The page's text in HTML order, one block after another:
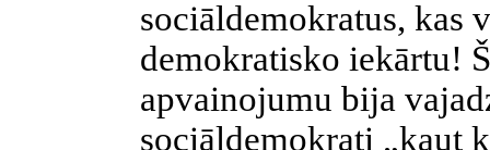
sociāldemokratus, kas
demokratisko iekārtu!
apvainojumu bija
sociāldemokrati „kaut